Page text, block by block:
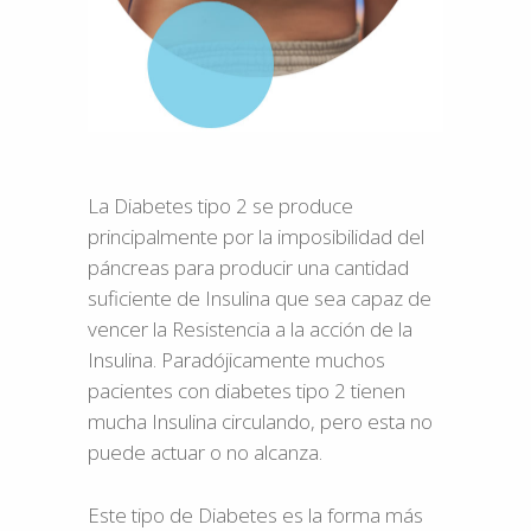
La Diabetes tipo 2 se produce
principalmente por la imposibilidad del
páncreas para producir una cantidad
suficiente de Insulina que sea capaz de
vencer la Resistencia a la acción de la
Insulina. Paradójicamente muchos
pacientes con diabetes tipo 2 tienen
mucha Insulina circulando, pero esta no
puede actuar o no alcanza.
Este tipo de Diabetes es la forma más